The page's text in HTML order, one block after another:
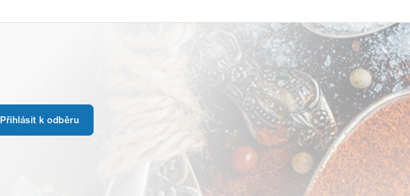
Přihlásit k odběru